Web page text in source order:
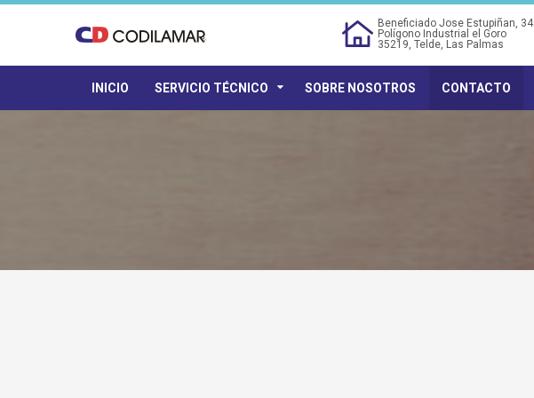
Beneficiado Jose Estupiñan, 34
Polígono Industrial el Goro
35219, Telde, Las Palmas
INICIO SERVICIO TÉCNICO SOBRE NOSOTROS CONTACTO